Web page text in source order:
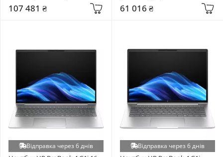
107 481 ₴ 61 016 ₴
Відправка через 6 днів Відправка через 6 днів